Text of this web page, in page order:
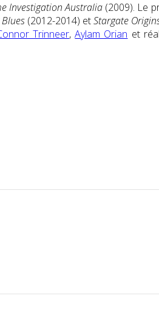
Investigation Australia (2009). Le
(2012-2014) etStargate
Trinneer,Aylam Orian et